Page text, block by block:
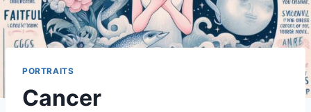
PORTRAITS
Cancer